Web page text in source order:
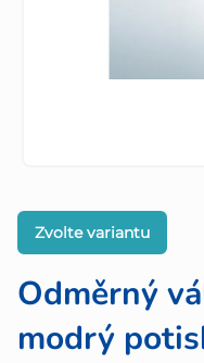
Odměrný
modrý
Zvolte variantu